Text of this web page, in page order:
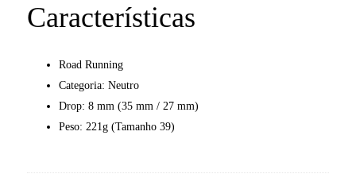
Características
Road Running
Categoria: Neutro
Drop: 8 mm (35 mm / 27 mm)
Peso: 221g (Tamanho 39)